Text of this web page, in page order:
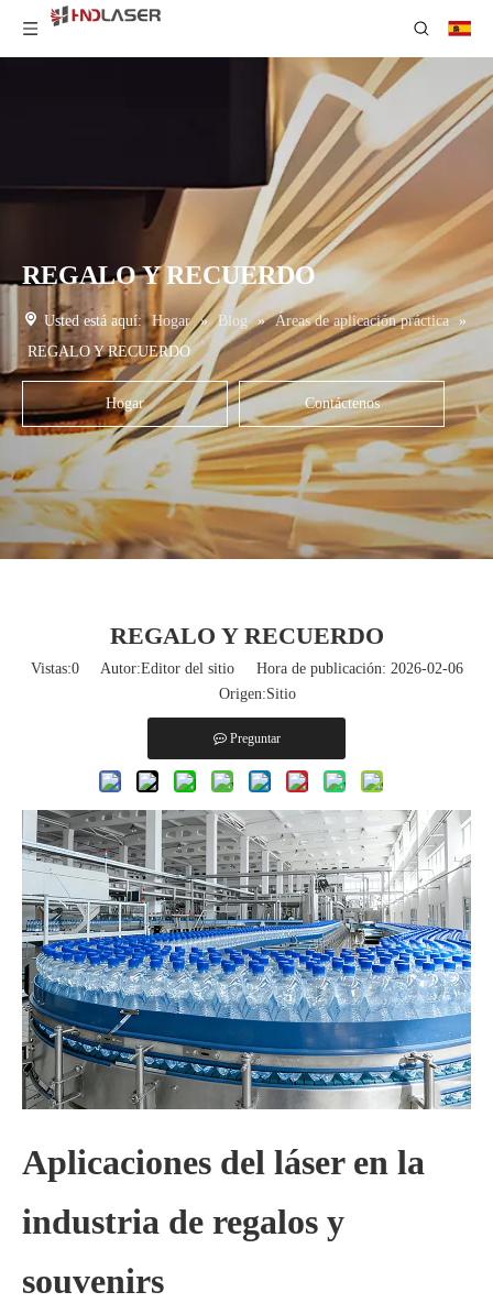
REGALO Y RECUERDO
Usted está aquí: Hogar » Blog » Áreas de aplicación práctica »
REGALO Y RECUERDO
Hogar Contáctenos
REGALO Y RECUERDO
Vistas:0Autor:Editor del sitio Hora de publicación: 2026-02-06
Origen:Sitio
Preguntar
Aplicaciones del láser en la
industria de regalos y
souvenirs